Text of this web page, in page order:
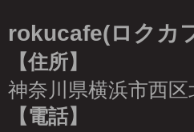
rokucafe(ロクカ
【住所】
神奈川県横浜市西
【電話】